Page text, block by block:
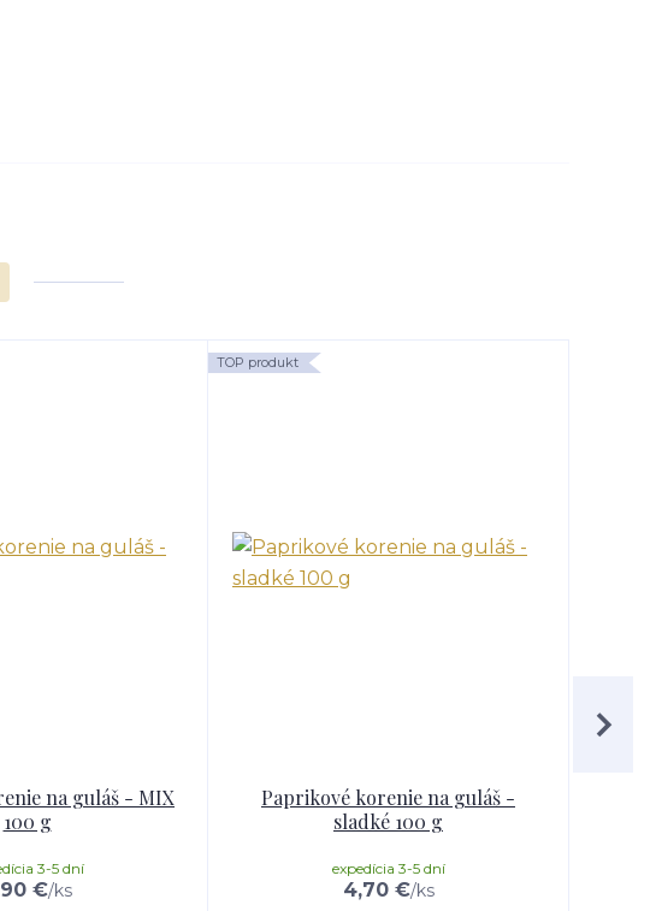
na guláš - MIX
100 g
€/ks
3-5 dní
TOP produkt
Paprikové korenie na guláš -
sladké 100 g
4,70 €/ks
expedícia 3-5 dní